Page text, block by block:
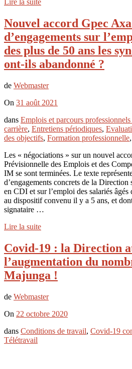
Lire la suite
Nouvel accord Gpec
d’engagements sur
des plus de 50 ans les
ont-ils abandonné ?
de Webmaster
On 31 août 2021
dans Emplois et parcours
carrière, Entretiens périodiques,
des objectifs, Formation professionnelle,
Les « négociations » sur un nouvel
Prévisionnelle des Emplois et des
IM se sont terminées. Le texte
d’engagements concrets de la Direction
en CDI et sur l’emploi des salariés
au dispositif convenu il y a 5 ans, et
signataire …
Lire la suite
Covid-19 : la Direction
l’augmentation du
Majunga !
de Webmaster
On 22 octobre 2020
dans Conditions de travail, Covid-19
Télétravail